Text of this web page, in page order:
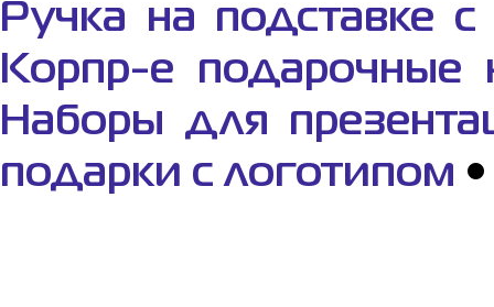
Ручка на подставке с
Корпр-е подарочные
Наборы для
подарки с логотипом